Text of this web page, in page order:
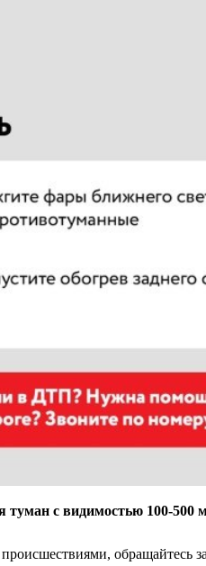
туман с видимостью 100-500
обращайтесь